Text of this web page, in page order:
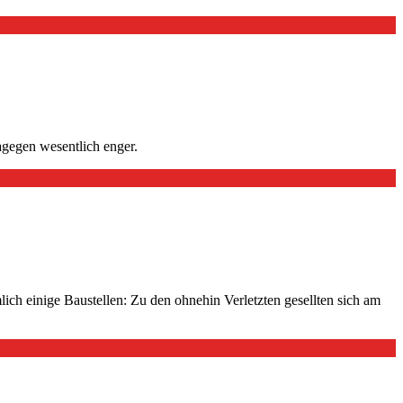
wesentlich enger.
einige Baustellen: Zu den ohnehin Verletzten gesellten sich am